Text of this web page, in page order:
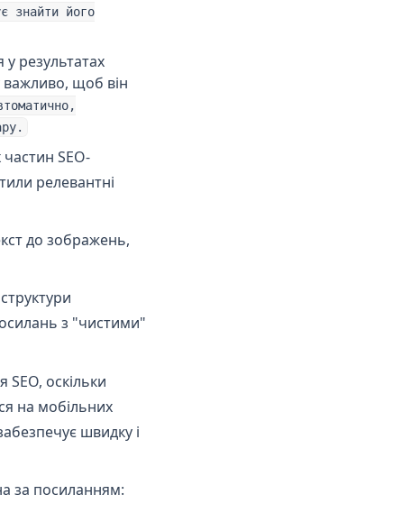
знайти його
результатах
важливо, щоб він
SEO-
релевантні
до зображень,
з "чистими"
оскільки
на мобільних
швидку і
за посиланням: